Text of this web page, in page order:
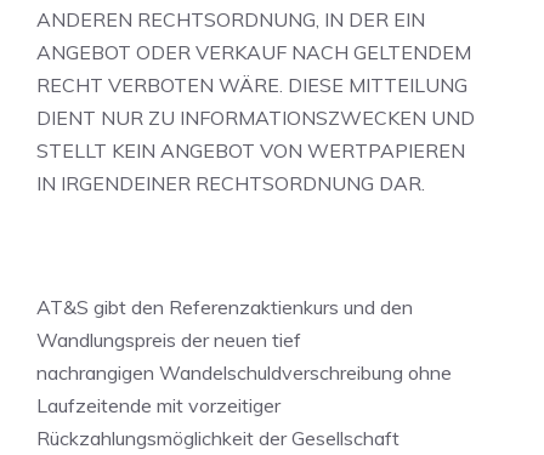
ANDEREN RECHTSORDNUNG, IN DER EIN
ANGEBOT ODER VERKAUF NACH GELTENDEM
RECHT VERBOTEN WÄRE. DIESE MITTEILUNG
DIENT NUR ZU INFORMATIONSZWECKEN UND
STELLT KEIN ANGEBOT VON WERTPAPIEREN
IN IRGENDEINER RECHTSORDNUNG DAR.
AT&S gibt den Referenzaktienkurs und den
Wandlungspreis der neuen tief
nachrangigen Wandelschuldverschreibung ohne
Laufzeitende mit vorzeitiger
Rückzahlungsmöglichkeit der Gesellschaft